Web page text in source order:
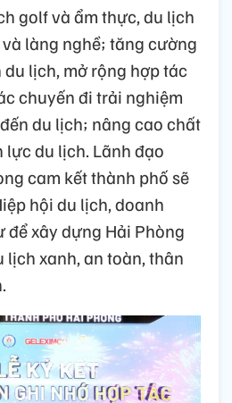
golf và ẩm thực, du lịch
làng nghề; tăng cường
lịch, mở rộng hợp tác
chuyến đi trải nghiệm
du lịch; nâng cao chất
du lịch. Lãnh đạo
cam kết thành phố sẽ
hội du lịch, doanh
để xây dựng Hải Phòng
lịch xanh, an toàn, thân